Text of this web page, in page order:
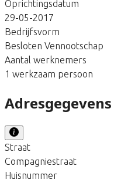
Oprichtingsdatum
29-05-2017
Bedrijfsvorm
Besloten Vennootschap
Aantal werknemers
1 werkzaam persoon
Adresgegevens
Straat
Compagniestraat
Huisnummer